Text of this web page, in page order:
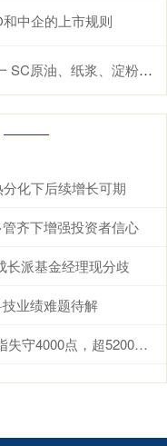
中企的上市规则
、淀粉、原木、棉花涨超1%
化下后续增长可期
齐下增强投资者信心
长派基金经理现分歧
业绩难题待解
博泰配资 A股三大指数大幅低开：沪指失守4000点，超5200股飘绿